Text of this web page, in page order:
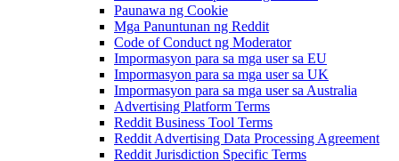
Paunawa ng Cookie
Mga Panuntunan ng Reddit
Code of Conduct ng Moderator
Impormasyon para sa mga user sa EU
Impormasyon para sa mga user sa UK
Impormasyon para sa mga user sa Australia
Advertising Platform Terms
Reddit Business Tool Terms
Reddit Advertising Data Processing Agreement
Reddit Jurisdiction Specific Terms